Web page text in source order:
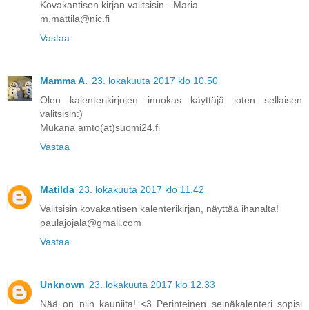
Kovakantisen kirjan valitsisin. -Maria
m.mattila@nic.fi
Vastaa
Mamma A. 23. lokakuuta 2017 klo 10.50
Olen kalenterikirjojen innokas käyttäjä joten sellaisen
valitsisin:)
Mukana amto(at)suomi24.fi
Vastaa
Matilda 23. lokakuuta 2017 klo 11.42
Valitsisin kovakantisen kalenterikirjan, näyttää ihanalta!
paulajojala@gmail.com
Vastaa
Unknown 23. lokakuuta 2017 klo 12.33
Nää on niin kauniita! <3 Perinteinen seinäkalenteri sopisi